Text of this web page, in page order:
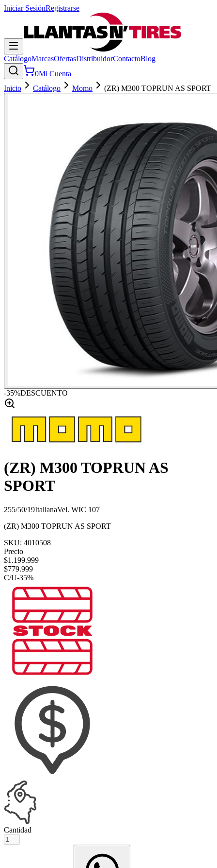
Iniciar SesiónRegistrarse
CatálogoMarcasOfertasDistribuidorContactoBlog
0Mi Cuenta
Inicio
Catálogo Momo (ZR) M300 TOPRUN AS SPORT
-35%DESCUENTO
(ZR) M300 TOPRUN AS
SPORT
255/50/19ItalianaVel. WIC 107
(ZR) M300 TOPRUN AS SPORT
SKU: 4010508
Precio
$1.199.999
$779.999
C/U-35%
Cantidad